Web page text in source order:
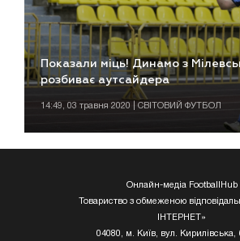
Показали міць! Динамо з
розбиває аутсайдера
14:49, 03 травня 2020 | СВІТОВИЙ ФУТБОЛ
Онлайн-медіа FootballHub
Товариство з обмеженою
ІНТЕРНЕТ»
04080, м. Київ, вул. Кирилівська,